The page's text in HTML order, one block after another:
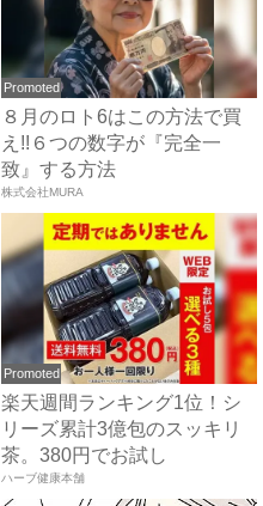
Promoted
８月のロト6はこの方法で買
え!!６つの数字が『完全一
致』する方法
株式会社MURA
Promoted
楽天週間ランキング1位！シ
リーズ累計3億包のスッキリ
茶。380円でお試し
ハーブ健康本舗